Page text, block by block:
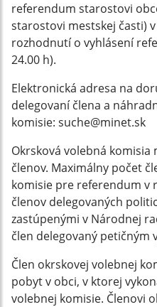
referendum starostovi
starostovi mestskej časti)
rozhodnutí o vyhlásení
24.00 h).
Elektronická adresa na
delegovaní člena a
komisie: suche@minet.sk
Okrsková volebná
členov. Maximálny počet
komisie pre referendum v
členov delegovaných
zastúpenými v Národnej
člen delegovaný petičným
Člen okrskovej volebnej
pobyt v obci, v ktorej
volebnej komisie. Členovi